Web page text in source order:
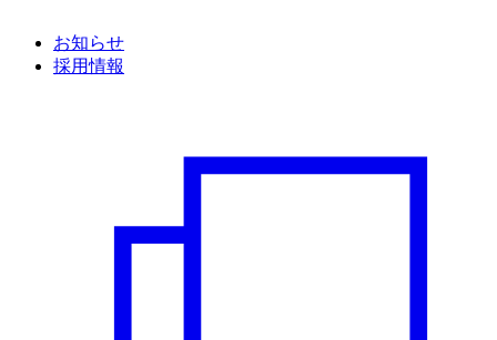
お知らせ
採用情報